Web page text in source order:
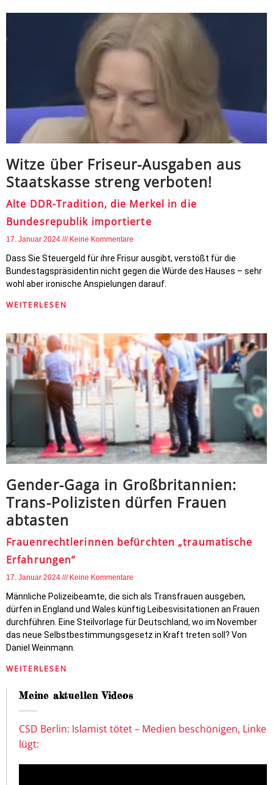
Witze über Friseur-Ausgaben aus
Staatskasse streng verboten!
Alte DDR-Tradition, die Merkel in die
Bundesrepublik importierte
17. Januar 2024 Keine Kommentare
Dass Sie Steuergeld für ihre Frisur ausgibt, verstößt für die
Bundestagspräsidentin nicht gegen die Würde des Hauses – sehr
wohl aber ironische Anspielungen darauf.
WEITERLESEN
Gender-Gaga in Großbritannien:
Trans-Polizisten dürfen Frauen
abtasten
Frauenrechtlerinnen befürchten „traumatische
Erfahrungen“
17. Januar 2024 Keine Kommentare
Männliche Polizeibeamte, die sich als Transfrauen ausgeben,
dürfen in England und Wales künftig Leibesvisitationen an Frauen
durchführen. Eine Steilvorlage für Deutschland, wo im November
das neue Selbstbestimmungsgesetz in Kraft treten soll? Von
Daniel Weinmann.
WEITERLESEN
Meine aktuellen Videos
CSD Berlin: Islamist tötet – Medien beschönigen, Linke
lügt: